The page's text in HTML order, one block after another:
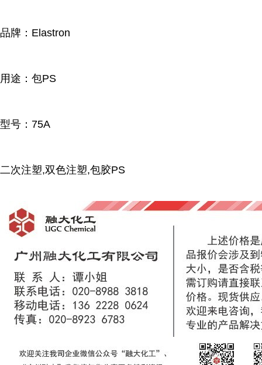
品牌：Elastron
用途：包PS
型号：75A
二次注塑,双色注塑,包胶PS